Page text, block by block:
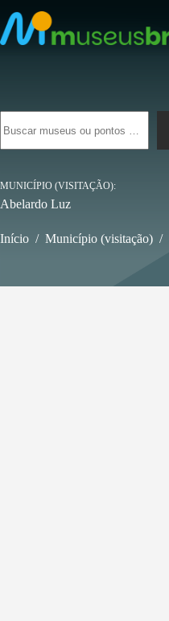
para
o
conteúdo
resultados
MUNICÍPIO (VISITAÇÃO)
Abelardo Luz
Início / Município (visitação) /